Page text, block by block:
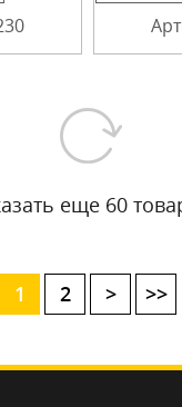
еще 60
1 2 > >>